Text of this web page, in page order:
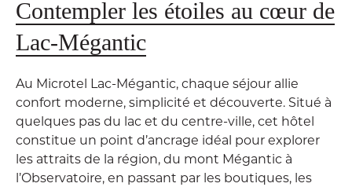
Contempler les étoiles au cœur de
Lac-Mégantic
Au Microtel Lac-Mégantic, chaque séjour allie
confort moderne, simplicité et découverte. Situé à
quelques pas du lac et du centre-ville, cet hôtel
constitue un point d’ancrage idéal pour explorer
les attraits de la région, du mont Mégantic à
l’Observatoire, en passant par les boutiques, les